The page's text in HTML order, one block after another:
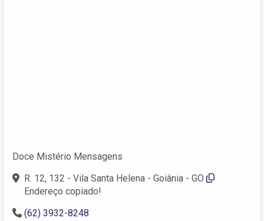
Doce Mistério Mensagens
R. 12, 132 - Vila Santa Helena - Goiânia - GO
Endereço copiado!
(62) 3932-8248